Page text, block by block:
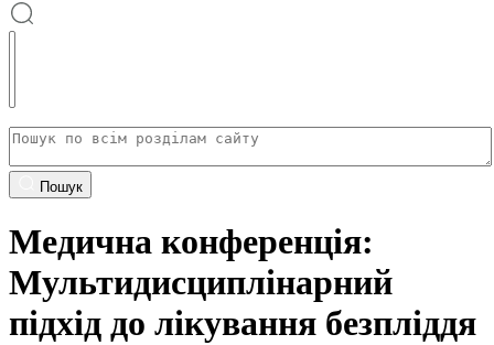
Пошук
Медична конференція:
Мультидисциплінарний
підхід до лікування безпліддя